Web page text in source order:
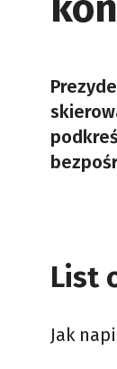
List
Jak